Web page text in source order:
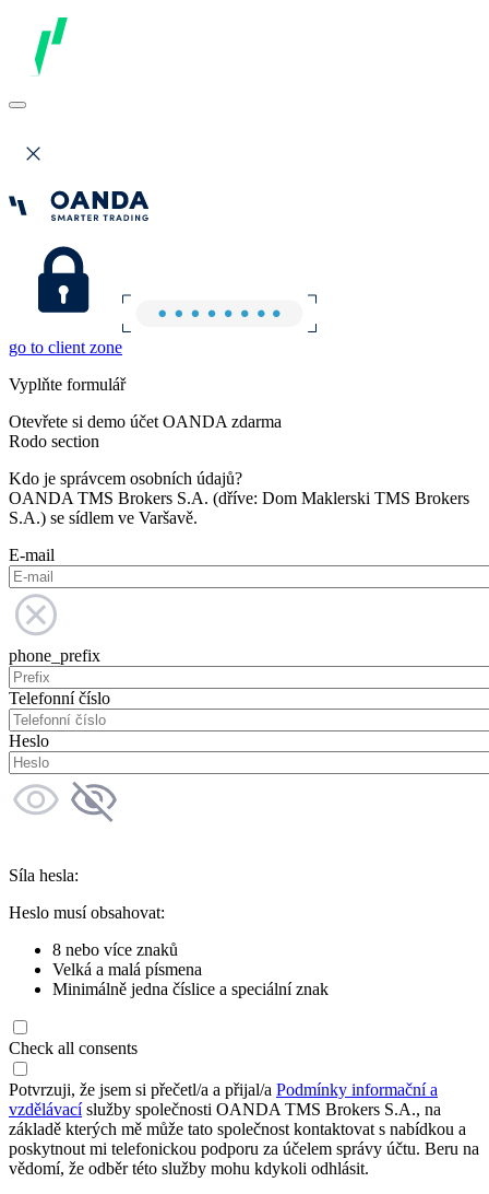
go to client zone
Vyplňte formulář
Otevřete si demo účet OANDA zdarma
Rodo section
Kdo je správcem osobních údajů?
OANDA TMS Brokers S.A. (dříve: Dom Maklerski TMS Brokers
S.A.) se sídlem ve Varšavě.
E-mail
phone_prefix
Telefonní číslo
Heslo
Síla hesla:
Heslo musí obsahovat:
8 nebo více znaků
Velká a malá písmena
Minimálně jedna číslice a speciální znak
Check all consents
Potvrzuji, že jsem si přečetl/a a přijal/a Podmínky informační a
vzdělávacíslužby společnosti OANDA TMS Brokers S.A., na
základě kterých mě může tato společnost kontaktovat s nabídkou a
poskytnout mi telefonickou podporu za účelem správy účtu. Beru na
vědomí, že odběr této služby mohu kdykoli odhlásit.